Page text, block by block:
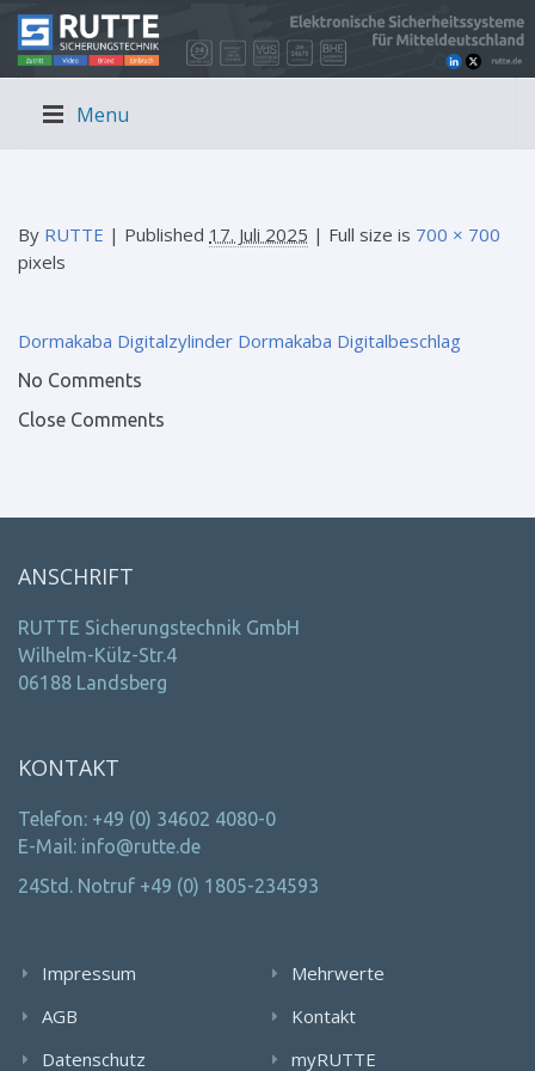
Menu
By RUTTE | Published 17. Juli 2025 | Full size is 700 × 700
pixels
Dormakaba Digitalzylinder Dormakaba Digitalbeschlag
No Comments
Close Comments
ANSCHRIFT
RUTTE Sicherungstechnik GmbH
Wilhelm-Külz-Str.4
06188 Landsberg
KONTAKT
Telefon: +49 (0) 34602 4080-0
E-Mail: info@rutte.de
24Std. Notruf +49 (0) 1805-234593
Impressum
AGB
Datenschutz
Mehrwerte
Kontakt
myRUTTE